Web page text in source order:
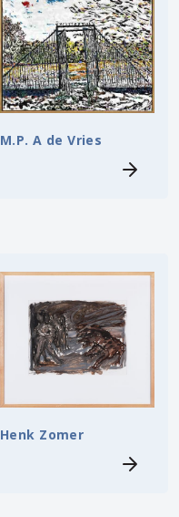
M.P. A de Vries
Henk Zomer